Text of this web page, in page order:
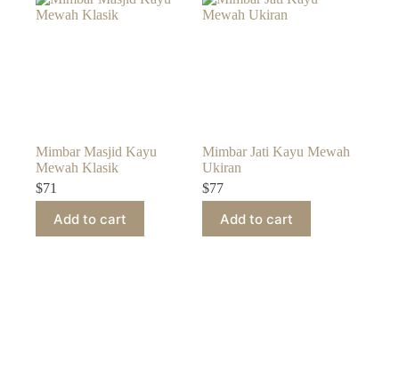
Mimbar Masjid Kayu
Mewah Klasik
$71
Add to cart
Mimbar Jati Kayu Mewah
Ukiran
$77
Add to cart